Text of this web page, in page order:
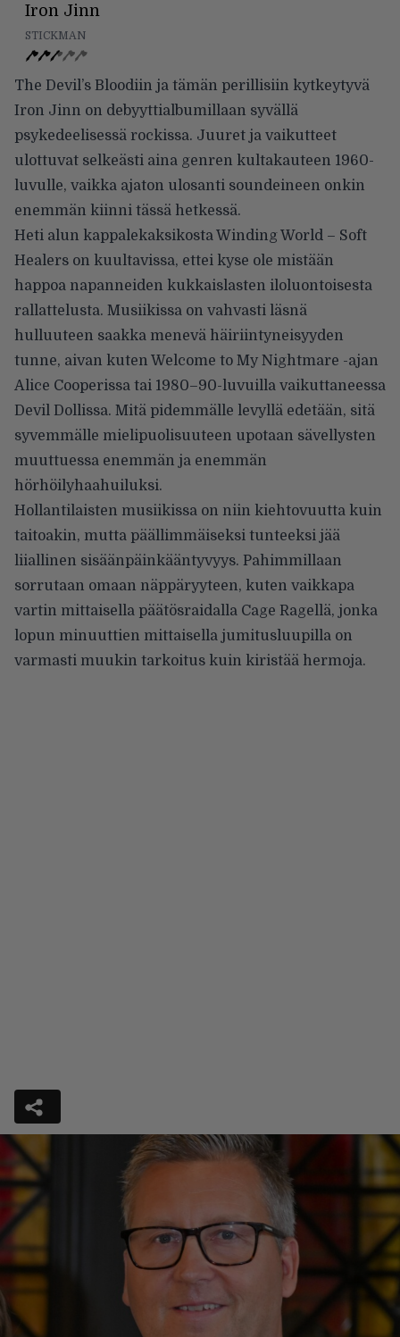
Iron Jinn
STICKMAN
The Devil’s Bloodiin ja tämän perillisiin kytkeytyvä
Iron Jinn on debyyttialbumillaan syvällä
psykedeelisessä rockissa. Juuret ja vaikutteet
ulottuvat selkeästi aina genren kultakauteen 1960-
luvulle, vaikka ajaton ulosanti soundeineen onkin
enemmän kiinni tässä hetkessä.
Heti alun kappalekaksikosta Winding World – Soft
Healers on kuultavissa, ettei kyse ole mistään
happoa napanneiden kukkaislasten iloluontoisesta
rallattelusta. Musiikissa on vahvasti läsnä
hulluuteen saakka menevä häiriintyneisyyden
tunne, aivan kuten Welcome to My Nightmare -ajan
Alice Cooperissa tai 1980–90-luvuilla vaikuttaneessa
Devil Dollissa. Mitä pidemmälle levyllä edetään, sitä
syvemmälle mielipuolisuuteen upotaan sävellysten
muuttuessa enemmän ja enemmän
hörhöilyhaahuiluksi.
Hollantilaisten musiikissa on niin kiehtovuutta kuin
taitoakin, mutta päällimmäiseksi tunteeksi jää
liiallinen sisäänpäinkääntyvyys. Pahimmillaan
sorrutaan omaan näppäryyteen, kuten vaikkapa
vartin mittaisella päätösraidalla Cage Ragellä, jonka
lopun minuuttien mittaisella jumitusluupilla on
varmasti muukin tarkoitus kuin kiristää hermoja.